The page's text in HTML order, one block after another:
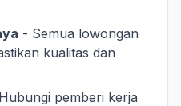
- Semua lowongan
kualitas dan
pemberi kerja